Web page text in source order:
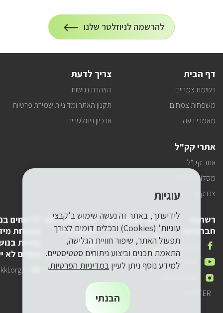
הרשמה
להרשמה לניוזלטר שלנו
על
הרשמה
דף הבית
רשימת צמחים
משפחות צמחים
מאמרי דעה
צריך לדעת
הצהרת נגישות
תקנון האתר ומדיניות שמירת פרטיות
ארכיון ניוזלטרים
אתרי קק"ל
אתר קק"ל
מסלולי טיולים
צרו קשר
רשתות
חברתיות
FACEBOOK
אנחנו
בפייסבוק
YOUTUBE
אנחנו
ביוטיוב
אנחנו
TWITTER
אנחנו
פרטי התקשרות
טלפון
שלנו
1-800-250-250
דואר
שלנו
pneyot-
tzibur@kkl.org.il
יצירת קשר עם
לשכת יו"ר
קק"ל
דואר
אלקטרוני
lishkat-yor-
kkl@kkl.org.il
לדיווחים
אבטחת
(פניות
אחרים לא
עוגיות
לידיעתך, באתר זה נעשה שימוש ב'קבצי
עוגיות' (Cookies) ובכלים דומים לצורך
תפעול האתר, שיפור חוויית הגלישה,
התאמת תכנים וביצוע ניתוחים סטטיסטיים.
למידע נוסף ניתן לעיין במדיניות הפרטיות.
הבנתי